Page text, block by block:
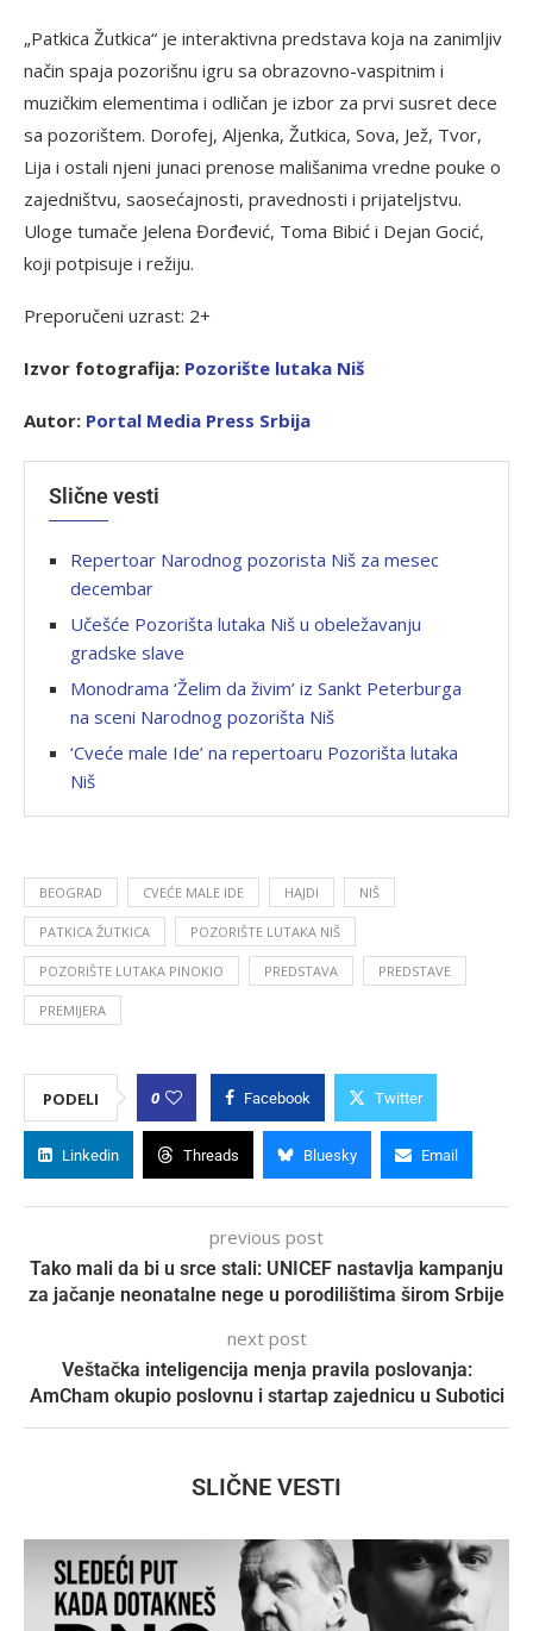
„Patkica Žutkica“ je interaktivna predstava koja na zanimljiv
način spaja pozorišnu igru sa obrazovno-vaspitnim i
muzičkim elementima i odličan je izbor za prvi susret dece
sa pozorištem. Dorofej, Aljenka, Žutkica, Sova, Jež, Tvor,
Lija i ostali njeni junaci prenose mališanima vredne pouke o
zajedništvu, saosećajnosti, pravednosti i prijateljstvu.
Uloge tumače Jelena Đorđević, Toma Bibić i Dejan Gocić,
koji potpisuje i režiju.
Preporučeni uzrast: 2+
Izvor fotografija: Pozorište lutaka Niš
Autor: Portal Media Press Srbija
Slične vesti
Repertoar Narodnog pozorista Niš za mesec
decembar
Učešće Pozorišta lutaka Niš u obeležavanju
gradske slave
Monodrama ‘Želim da živim’ iz Sankt Peterburga
na sceni Narodnog pozorišta Niš
‘Cveće male Ide’ na repertoaru Pozorišta lutaka
Niš
BEOGRAD CVEĆE MALE IDE HAJDI NIŠ
PATKICA ŽUTKICA POZORIŠTE LUTAKA NIŠ
POZORIŠTE LUTAKA PINOKIO PREDSTAVA PREDSTAVE
PREMIJERA
PODELI 0 Facebook Twitter
Linkedin Threads Bluesky Email
previous post
Tako mali da bi u srce stali: UNICEF nastavlja kampanju
za jačanje neonatalne nege u porodilištima širom Srbije
next post
Veštačka inteligencija menja pravila poslovanja:
AmCham okupio poslovnu i startap zajednicu u Subotici
SLIČNE VESTI